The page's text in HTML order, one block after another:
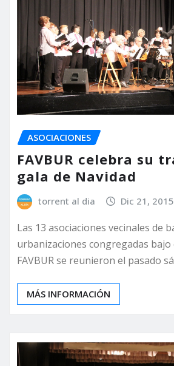
ASOCIACIONES
FAVBUR celebra su
gala de Navidad
torrent al dia Dic 21, 2015
Las 13 asociaciones vecinales de
urbanizaciones congregadas bajo
FAVBUR se reunieron el pasado
MÁS INFORMACIÓN